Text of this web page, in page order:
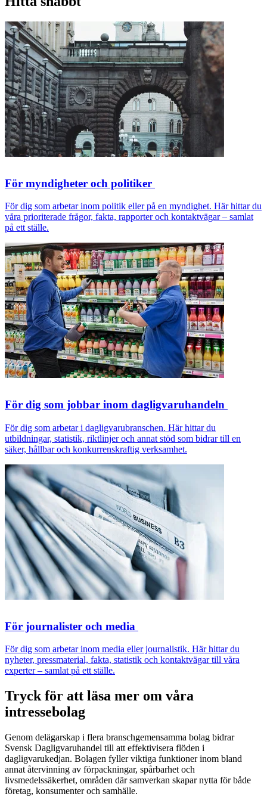
För myndigheter och politiker
För dig som arbetar inom politik eller på en myndighet. Här hittar du
våra prioriterade frågor, fakta, rapporter och kontaktvägar – samlat
på ett ställe.
För dig som jobbar inom dagligvaruhandeln
För dig som arbetar i dagligvarubranschen. Här hittar du
utbildningar, statistik, riktlinjer och annat stöd som bidrar till en
säker, hållbar och konkurrenskraftig verksamhet.
För journalister och media
För dig som arbetar inom media eller journalistik. Här hittar du
nyheter, pressmaterial, fakta, statistik och kontaktvägar till våra
experter – samlat på ett ställe.
Tryck för att läsa mer om våra
intressebolag
Genom delägarskap i flera branschgemensamma bolag bidrar
Svensk Dagligvaruhandel till att effektivisera flöden i
dagligvarukedjan. Bolagen fyller viktiga funktioner inom bland
annat återvinning av förpackningar, spårbarhet och
livsmedelssäkerhet, områden där samverkan skapar nytta för både
företag, konsumenter och samhälle.